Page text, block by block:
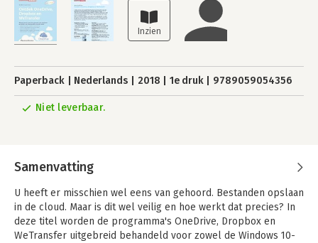
Paperback Nederlands 2018 1e druk 9789059054356
Niet leverbaar.
Samenvatting
U heeft er misschien wel eens van gehoord. Bestanden opslaan
in de cloud. Maar is dit wel veilig en hoe werkt dat precies? In
deze titel worden de programma's OneDrive, Dropbox en
WeTransfer uitgebreid behandeld voor zowel de Windows 10-